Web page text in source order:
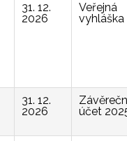
31. 12.
2026
Veřejná
vyhláška
31. 12.
2026
účet